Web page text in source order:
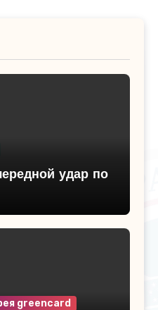
удар по
greencard